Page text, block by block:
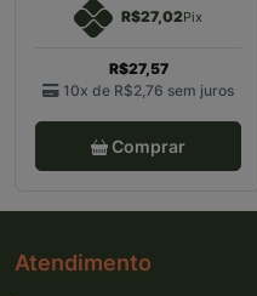
R$27,02Pix
R$27,57
10x de R$2,76 sem juros
Comprar
Atendimento